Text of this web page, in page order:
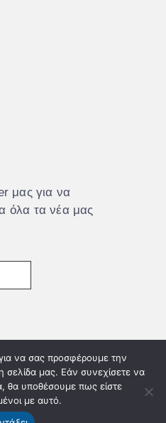
μας για να
όλα τα νέα μας
Knowledge AE
να σας προσφέρουμε την
σελίδα μας. Εάν συνεχίσετε να
θα υποθέσουμε πως είστε
με αυτό.